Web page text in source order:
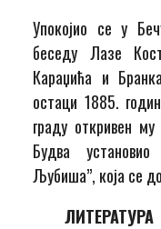
Упокојио се у
беседу Лазе
Караџића и
остаци 1885.
граду откривен
Будва
Љубиша”, која се
ЛИТЕРАТУРА